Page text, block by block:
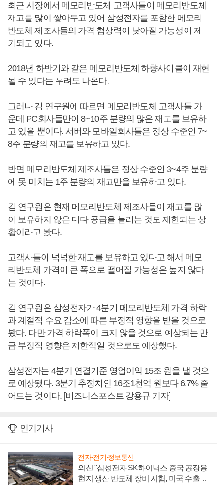
최근 시장에서 메모리반도체 고객사들이 메모리반도체
재고를 많이 쌓아두고 있어 삼성전자를 포함한 메모리
반도체 제조사들의 가격 협상력이 낮아질 가능성이 제
기되고 있다.
2018년 하반기와 같은 메모리반도체 하향사이클이 재현
될 수 있다는 우려도 나온다.
그러나 김 연구원에 따르면 메모리반도체 고객사들 가
운데 PC회사들만이 8~10주 분량의 많은 재고를 보유하
고 있을 뿐이다. 서버와 모바일회사들은 정상 수준인 7~
8주 분량의 재고를 보유하고 있다.
반면 메모리반도체 제조사들은 정상 수준인 3~4주 분량
에 못 미치는 1주 분량의 재고만을 보유하고 있다.
김 연구원은 현재 메모리반도체 제조사들이 재고를 많
이 보유하지 않은 데다 공급을 늘리는 것도 제한되는 상
황이라고 봤다.
고객사들이 넉넉한 재고를 보유하고 있다고 해서 메모
리반도체 가격이 큰 폭으로 떨어질 가능성은 높지 않다
는 것이다.
김 연구원은 삼성전자가 4분기 메모리반도체 가격 하락
과 계절적 수요 감소에 따른 부정적 영향을 받을 것으로
봤다. 다만 가격 하락폭이 크지 않을 것으로 예상되는 만
큼 부정적 영향은 제한적일 것으로도 예상했다.
삼성전자는 4분기 연결기준 영업이익 15조 원을 낼 것으
로 예상됐다. 3분기 추정치인 16조1천억 원보다 6.7% 줄
어드는 것이다. [비즈니스포스트 강용규 기자]
인기기사
전자·전기·정보통신
외신 "삼성전자 SK하이닉스 중국 공장용
현지 생산 반도체 장비 시험, 미국 수출통